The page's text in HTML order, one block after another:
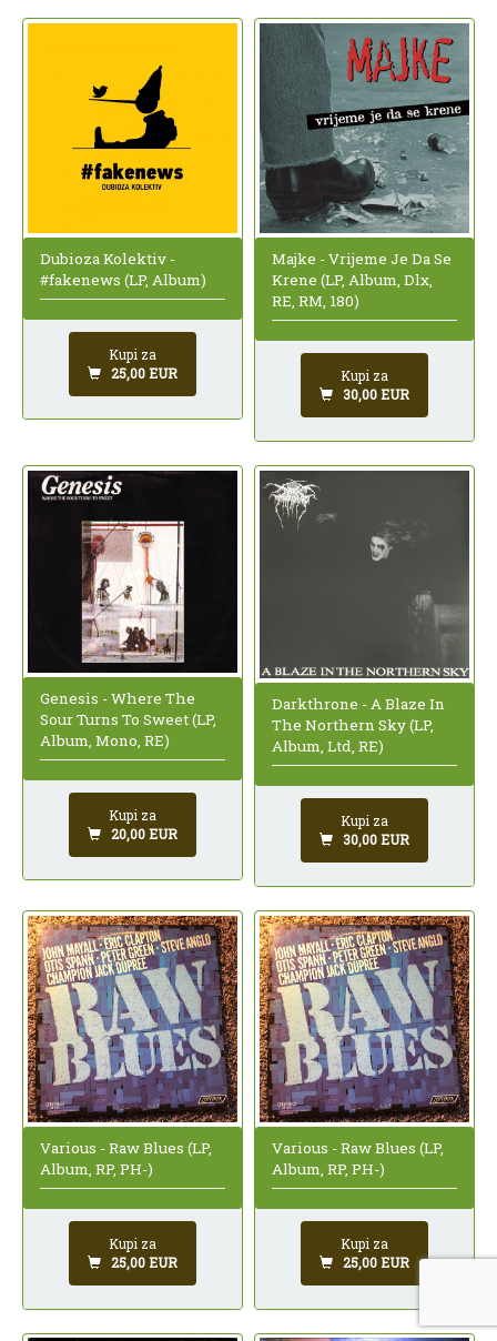
Dubioza Kolektiv -
#fakenews (LP, Album)
Kupi za
25,00 EUR
Majke - Vrijeme Je Da Se
Krene (LP, Album, Dlx,
RE, RM, 180)
Kupi za
30,00 EUR
Genesis - Where The
Sour Turns To Sweet (LP,
Album, Mono, RE)
Kupi za
20,00 EUR
Darkthrone - A Blaze In
The Northern Sky (LP,
Album, Ltd, RE)
Kupi za
30,00 EUR
Various - Raw Blues (LP,
Album, RP, PH-)
Kupi za
25,00 EUR
Various - Raw Blues (LP,
Album, RP, PH-)
Kupi za
25,00 EUR